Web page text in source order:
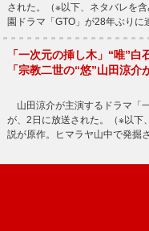
された。（※以下、ネタバレを
園ドラマ「GTO」が28年ぶりに
「一次元の挿し木」“唯”
「宗教二世の“悠”山田涼介
山田涼介が主演するドラマ「
が、2日に放送された。（※以
説が原作。ヒマラヤ山中で発掘